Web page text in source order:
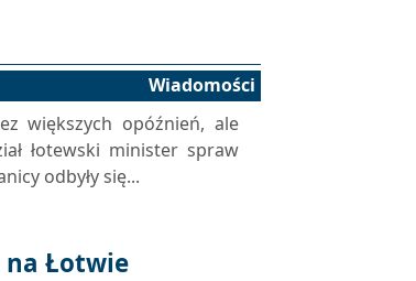
Wiadomości
większych opóźnień, ale
łotewski minister spraw
odbyły się...
na Łotwie